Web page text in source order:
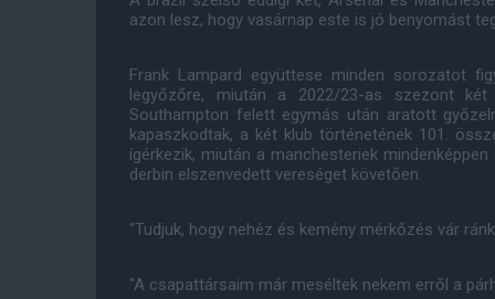
azon lesz, hogy vasárnap este is jó benyomást
Frank Lampard együttese minden sorozatot
legyőzőre, miután a 2022/23-as szezont
Southampton felett egymás után aratott
kapaszkodtak, a két klub történetének 101.
ígérkezik, miután a manchesteriek
derbin elszenvedett vereséget követően.
"Tudjuk, hogy nehéz és kemény mérkőzés vár
"A csapattársaim már meséltek nekem erről a